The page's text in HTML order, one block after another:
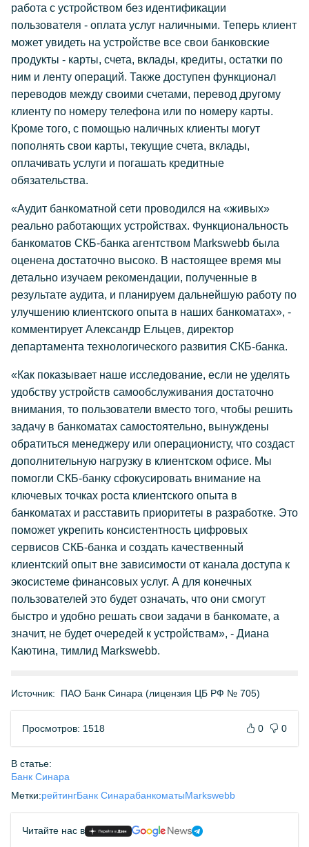
работа с устройством без идентификации
пользователя - оплата услуг наличными. Теперь клиент
может увидеть на устройстве все свои банковские
продукты - карты, счета, вклады, кредиты, остатки по
ним и ленту операций. Также доступен функционал
переводов между своими счетами, перевод другому
клиенту по номеру телефона или по номеру карты.
Кроме того, с помощью наличных клиенты могут
пополнять свои карты, текущие счета, вклады,
оплачивать услуги и погашать кредитные
обязательства.
«Аудит банкоматной сети проводился на «живых»
реально работающих устройствах. Функциональность
банкоматов СКБ-банка агентством Markswebb была
оценена достаточно высоко. В настоящее время мы
детально изучаем рекомендации, полученные в
результате аудита, и планируем дальнейшую работу по
улучшению клиентского опыта в наших банкоматах», -
комментирует Александр Ельцев, директор
департамента технологического развития СКБ-банка.
«Как показывает наше исследование, если не уделять
удобству устройств самообслуживания достаточно
внимания, то пользователи вместо того, чтобы решить
задачу в банкоматах самостоятельно, вынуждены
обратиться менеджеру или операционисту, что создаст
дополнительную нагрузку в клиентском офисе. Мы
помогли СКБ-банку сфокусировать внимание на
ключевых точках роста клиентского опыта в
банкоматах и расставить приоритеты в разработке. Это
поможет укрепить консистентность цифровых
сервисов СКБ-банка и создать качественный
клиентский опыт вне зависимости от канала доступа к
экосистеме финансовых услуг. А для конечных
пользователей это будет означать, что они смогут
быстро и удобно решать свои задачи в банкомате, а
значит, не будет очередей к устройствам», - Диана
Каютина, тимлид Markswebb.
Источник: ПАО Банк Синара (лицензия ЦБ РФ № 705)
Просмотров: 1518 0 0
В статье:
Банк Синара
Метки:рейтингБанк СинарабанкоматыMarkswebb
Читайте нас в